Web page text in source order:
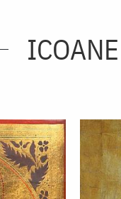
ICOANE